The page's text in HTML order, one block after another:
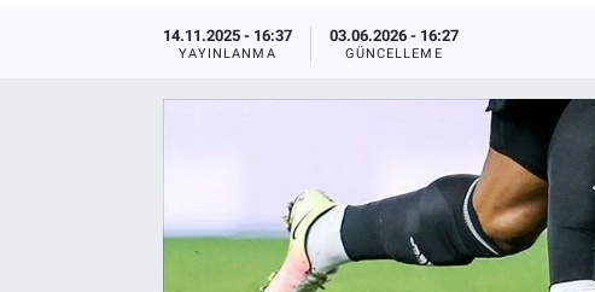
14.11.2025 - 16:37
YAYINLANMA
03.06.2026 - 16:27
GÜNCELLEME